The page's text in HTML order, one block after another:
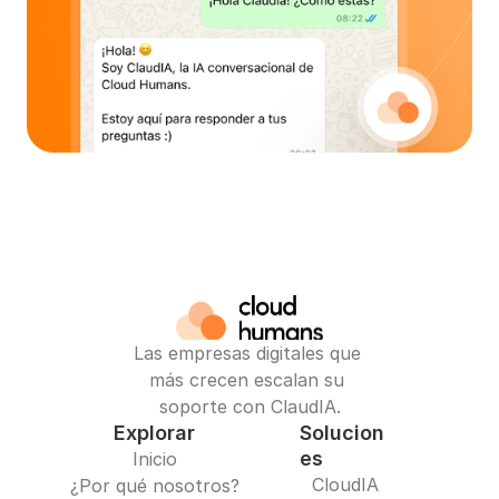
Las empresas digitales que
más crecen escalan su
soporte con ClaudIA.
Explorar
Inicio
¿Por qué nosotros?
Solucion
es
CloudIA